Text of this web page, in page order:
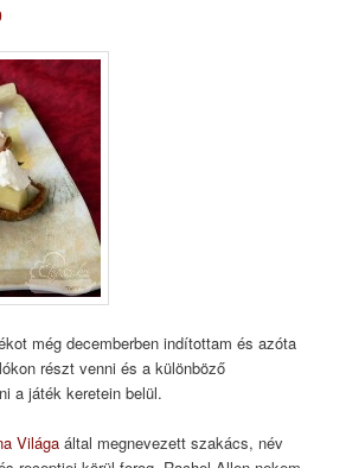
még decemberben indítottam és azóta
részt venni és a különböző
a játék keretein belül.
Világa által megnevezett szakács, név